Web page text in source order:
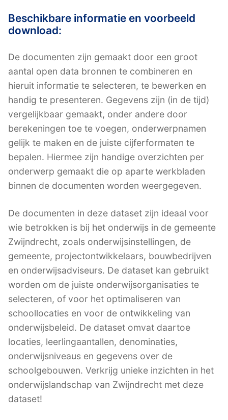
Beschikbare informatie en voorbeeld
download:
De documenten zijn gemaakt door een groot
aantal open data bronnen te combineren en
hieruit informatie te selecteren, te bewerken en
handig te presenteren. Gegevens zijn (in de tijd)
vergelijkbaar gemaakt, onder andere door
berekeningen toe te voegen, onderwerpnamen
gelijk te maken en de juiste cijferformaten te
bepalen. Hiermee zijn handige overzichten per
onderwerp gemaakt die op aparte werkbladen
binnen de documenten worden weergegeven.
De documenten in deze dataset zijn ideaal voor
wie betrokken is bij het onderwijs in de gemeente
Zwijndrecht, zoals onderwijsinstellingen, de
gemeente, projectontwikkelaars, bouwbedrijven
en onderwijsadviseurs. De dataset kan gebruikt
worden om de juiste onderwijsorganisaties te
selecteren, of voor het optimaliseren van
schoollocaties en voor de ontwikkeling van
onderwijsbeleid. De dataset omvat daartoe
locaties, leerlingaantallen, denominaties,
onderwijsniveaus en gegevens over de
schoolgebouwen. Verkrijg unieke inzichten in het
onderwijslandschap van Zwijndrecht met deze
dataset!